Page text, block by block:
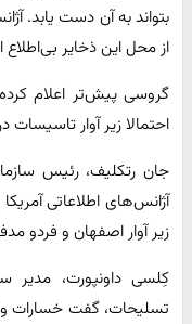
بتواند به آن دست یابد.
از محل این ذخایر
گروسی پیش‌تر اعلام کرده
احتمالا زیر آوار
جان رتکلیف، رئیس
آژانس‌های اطلاعاتی
زیر آوار اصفهان و فردو
کِلسی داونپورت، مدیر
تسلیحات، گفت خسارات